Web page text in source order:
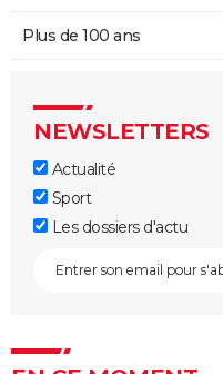
Plus de 100 ans
NEWSLETTERS
Actualité
Sport
Les dossiers d'actu